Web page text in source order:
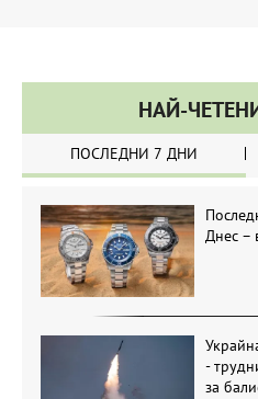
НАЙ-
ПОСЛЕДНИ 7 ДНИ
Днес –
-
за